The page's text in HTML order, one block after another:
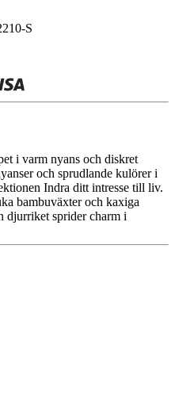
S
i varm nyans och diskret
och sprudlande kulörer i
Indra ditt intresse till liv.
bambuväxter och kaxiga
djurriket sprider charm i